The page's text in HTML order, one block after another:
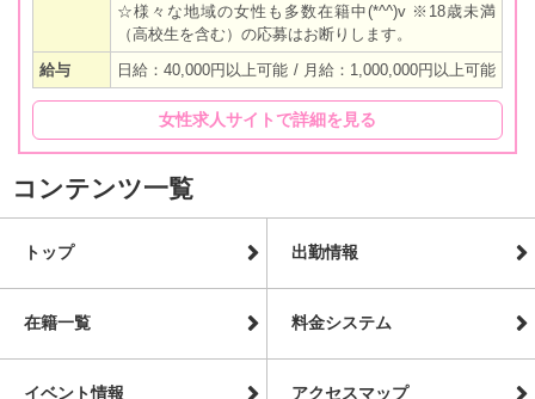
☆様々な地域の女性も多数在籍中(*^^)v ※18歳未満
（高校生を含む）の応募はお断りします。
給与
日給：40,000円以上可能 / 月給：1,000,000円以上可能
女性求人サイトで詳細を見る
コンテンツ一覧
トップ 出勤情報
在籍一覧 料金システム
イベント情報 アクセスマップ